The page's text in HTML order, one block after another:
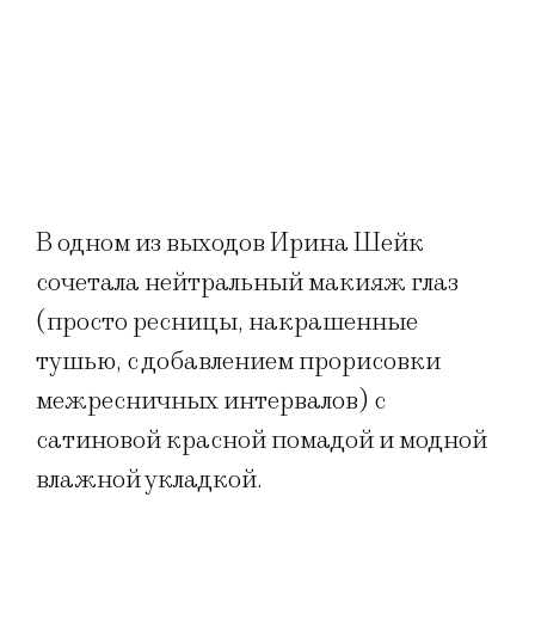
В одном из выходов Ирина Шейк
сочетала нейтральный макияж глаз
(просто ресницы, накрашенные
тушью, с добавлением прорисовки
межресничных интервалов) с
сатиновой красной помадой и модной
влажной укладкой.